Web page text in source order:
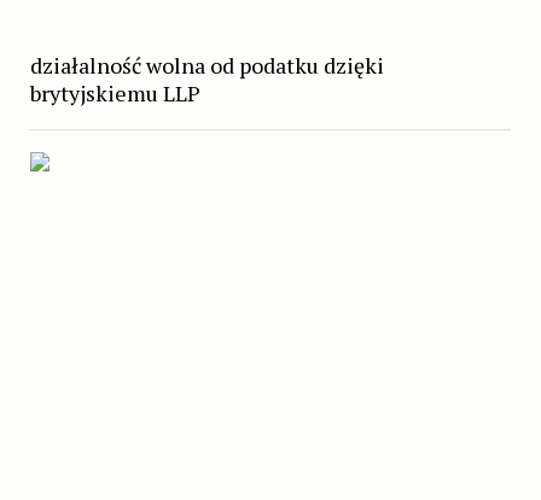
działalność wolna od podatku dzięki
brytyjskiemu LLP